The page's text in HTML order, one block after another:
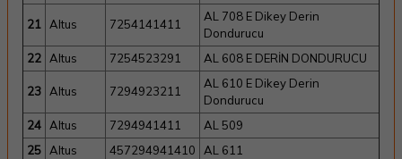
21 Altus 7254141411
AL 708 E Dikey Derin
Dondurucu
22 Altus 7254523291 AL 608 E DERİN DONDURUCU
23 Altus 7294923211
AL 610 E Dikey Derin
Dondurucu
24 Altus 7294941411
AL 509
25 Altus 457294941410
AL 611